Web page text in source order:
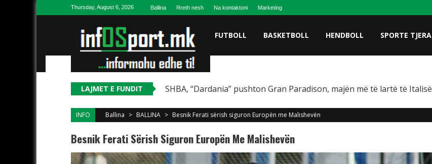
Skip to contentThursday, August 6, 2026 Ballina Rreth nesh Na kontaktoni Marketing
FUTBOLL BASKETBOLL HENDBOLL SPORTE TJERA
LAJMET E FUNDIT SHBA, “Dardania” pushton Gran Paradison, majën më të lartë të Italisë
INFO Ballina > BALLINA > Besnik Ferati sërish siguron Europën me Malishevën
Besnik Ferati Sërish Siguron Europën Me Malishevën